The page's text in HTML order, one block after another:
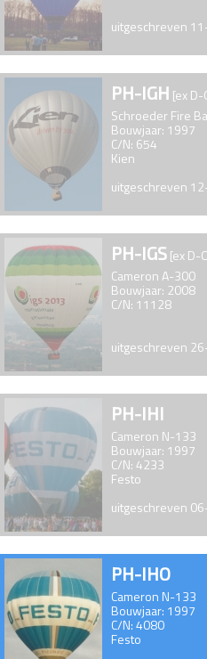
uitgeschreven
PH-IGH [ex
Schroeder Fire
Bouwjaar: 1997
C/N: 654
Kien
uitgeschreven
PH-IGS[ex D-
Cameron A-300
Bouwjaar: 2008
C/N: 11128
uitgeschreven
PH-IHI
Cameron N-133
Bouwjaar: 1997
C/N: 4233
Festo
uitgeschreven
PH-IHO
Cameron N-133
Bouwjaar: 1997
C/N: 4080
Festo